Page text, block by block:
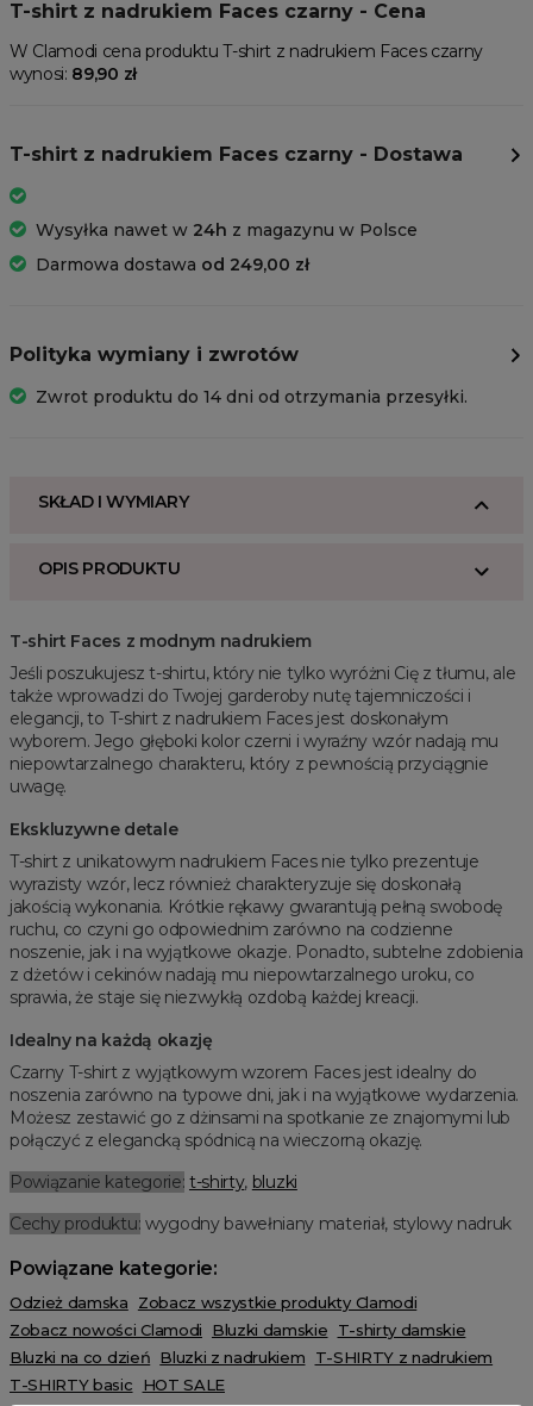
T-shirt z nadrukiem Faces czarny - Cena
W Clamodi cena produktu T-shirt z nadrukiem Faces czarny
wynosi: 89,90 zł
T-shirt z nadrukiem Faces czarny - Dostawa
Wysyłka nawet w 24h z magazynu w Polsce
Darmowa dostawa od 249,00 zł
Polityka wymiany i zwrotów
Zwrot produktu do 14 dni od otrzymania przesyłki.
SKŁAD I WYMIARY
OPIS PRODUKTU
T-shirt Faces z modnym nadrukiem
Jeśli poszukujesz t-shirtu, który nie tylko wyróżni Cię z tłumu, ale
także wprowadzi do Twojej garderoby nutę tajemniczości i
elegancji, to T-shirt z nadrukiem Faces jest doskonałym
wyborem. Jego głęboki kolor czerni i wyraźny wzór nadają mu
niepowtarzalnego charakteru, który z pewnością przyciągnie
uwagę.
Ekskluzywne detale
T-shirt z unikatowym nadrukiem Faces nie tylko prezentuje
wyrazisty wzór, lecz również charakteryzuje się doskonałą
jakością wykonania. Krótkie rękawy gwarantują pełną swobodę
ruchu, co czyni go odpowiednim zarówno na codzienne
noszenie, jak i na wyjątkowe okazje. Ponadto, subtelne zdobienia
z dżetów i cekinów nadają mu niepowtarzalnego uroku, co
sprawia, że staje się niezwykłą ozdobą każdej kreacji.
Idealny na każdą okazję
Czarny T-shirt z wyjątkowym wzorem Faces jest idealny do
noszenia zarówno na typowe dni, jak i na wyjątkowe wydarzenia.
Możesz zestawić go z dżinsami na spotkanie ze znajomymi lub
połączyć z elegancką spódnicą na wieczorną okazję.
Powiązanie kategorie: t-shirty, bluzki
Cechy produktu: wygodny bawełniany materiał, stylowy nadruk
Powiązane kategorie:
Odzież damska
Zobacz wszystkie produkty Clamodi
Zobacz nowości Clamodi
Bluzki damskie
T-shirty damskie
Bluzki na co dzień Bluzki z nadrukiem
T-SHIRTY z nadrukiem
T-SHIRTY basic
HOT SALE